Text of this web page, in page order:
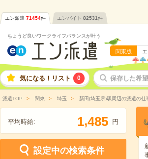
エン派遣 71454件 エンバイト 82531件
ちょうど良いワークライフバランスが叶う
関東版
気になる！リスト 0 保存した希
派遣TOP 関東 埼玉 新田(埼玉県)駅周辺の派遣の仕
平均時給: 1,485 円
設定中の検索条件